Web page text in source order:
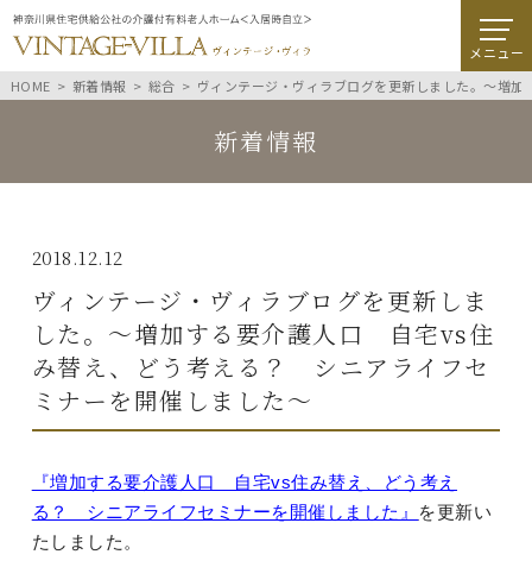
メニュー
HOME
新着情報 総合 ヴィンテージ・ヴィラブログを更新しました。～増
新着情報
2018.12.12
ヴィンテージ・ヴィラブログを更新しま
した。～増加する要介護人口 自宅vs住
み替え、どう考える？ シニアライフセ
ミナーを開催しました～
『増加する要介護人口 自宅vs住み替え、どう考え
る？ シニアライフセミナーを開催しました』 を更新い
たしました。